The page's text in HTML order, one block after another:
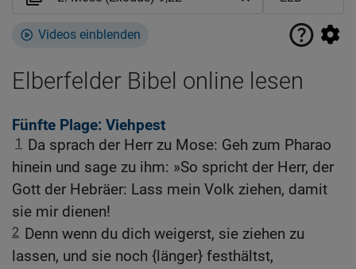
Videos einblenden
Elberfelder Bibel online lesen
Fünfte Plage: Viehpest
1
Da sprach der Herr zu Mose: Geh zum Pharao
hinein und sage zu ihm: »So spricht der Herr, der
Gott der Hebräer: Lass mein Volk ziehen, damit
sie mir dienen!
2 Denn wenn du dich weigerst, sie ziehen zu
lassen, und sie noch {länger} festhältst,